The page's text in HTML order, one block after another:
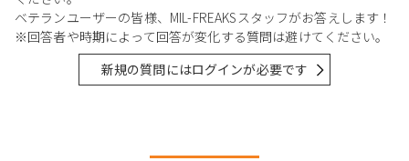
ベテランユーザーの皆様、MIL-FREAKSスタッフがお答えします！
※回答者や時期によって回答が変化する質問は避けてください。
新規の質問にはログインが必要です